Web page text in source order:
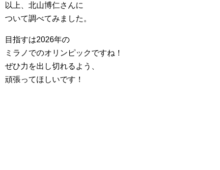
以上、北山博仁さんに
ついて調べてみました。
目指すは2026年の
ミラノでのオリンピックですね！
ぜひ力を出し切れるよう、
頑張ってほしいです！